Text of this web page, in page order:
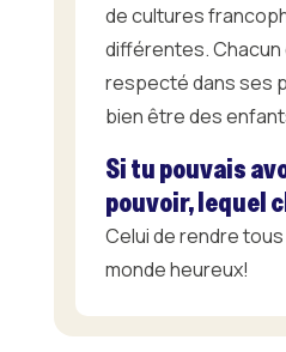
de cultures
différentes.
respecté dans ses
bien être des
Si tu pouvais
pouvoir, lequel
Celui de rendre
monde heureux!